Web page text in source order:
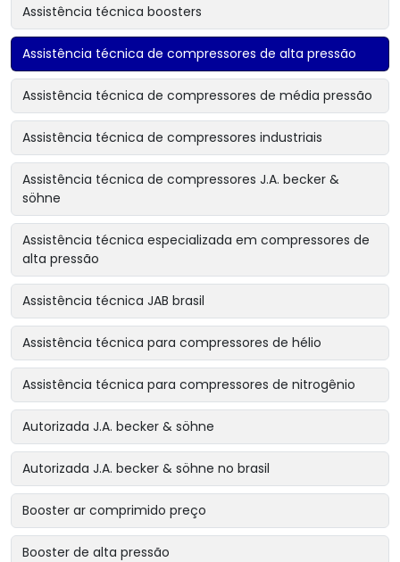
Assistência técnica boosters
Assistência técnica de compressores de alta pressão
Assistência técnica de compressores de média pressão
Assistência técnica de compressores industriais
Assistência técnica de compressores J.A. becker &
söhne
Assistência técnica especializada em compressores de
alta pressão
Assistência técnica JAB brasil
Assistência técnica para compressores de hélio
Assistência técnica para compressores de nitrogênio
Autorizada J.A. becker & söhne
Autorizada J.A. becker & söhne no brasil
Booster ar comprimido preço
Booster de alta pressão